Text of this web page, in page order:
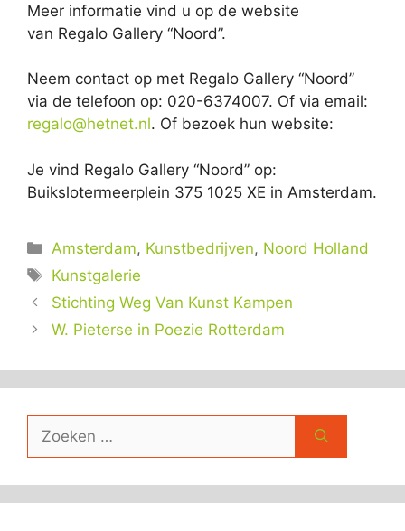
Meer informatie vind u op de website
van Regalo Gallery “Noord”.
Neem contact op met Regalo Gallery “Noord”
via de telefoon op: 020-6374007. Of via email:
regalo@hetnet.nl. Of bezoek hun website:
Je vind Regalo Gallery “Noord” op:
Buikslotermeerplein 375 1025 XE in Amsterdam.
Categorieën
Amsterdam, Kunstbedrijven, Noord Holland
Tags
Kunstgalerie
Stichting Weg Van Kunst Kampen
W. Pieterse in Poezie Rotterdam
naar: